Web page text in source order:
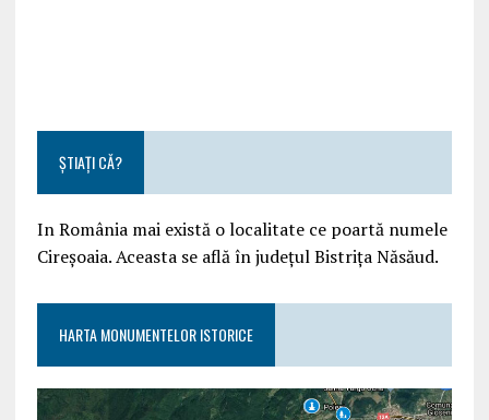
ȘTIAȚI CĂ?
In România mai există o localitate ce poartă numele
Cireșoaia. Aceasta se află în județul Bistrița Năsăud.
HARTA MONUMENTELOR ISTORICE